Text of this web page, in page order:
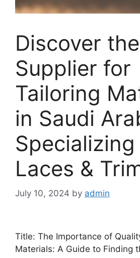
Discover
Supplier for
Tailoring
in Saudi
Specializing
Laces &
July 10, 2024 by admin
Title: The Importance of
Materials: A Guide to Finding